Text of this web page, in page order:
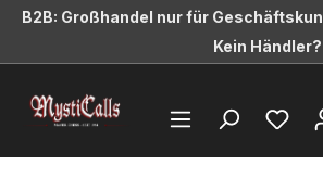
springen
B2B: Großhandel nur für
Kein